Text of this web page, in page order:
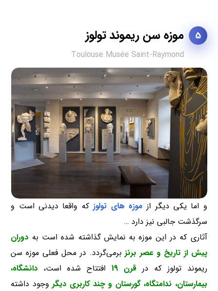
5 موزه سن ریموند تولوز
Toulouse Musée Saint-Raymond
و اما یکی دیگر از موزه های تولوزکه واقعا دیدنی است و
سرگذشت جالبی نیز دارد …
آثاری که در این موزه به نمایش گذاشته شده است به دوران
پیش از تاریخ و عصر برنزبرمی‌گردد. در محل فعلی موزه سن
ریموند تولوز که در قرن 19 افتتاح شده است، دانشگاه،
بیمارستان، ندامتگاه، گورستان و چند کاربری دیگروجود داشته